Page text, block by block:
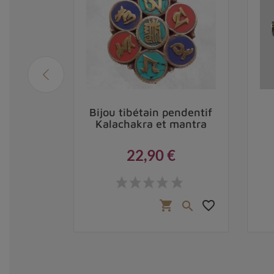
Bijou tibétain pendentif
Kalachakra et mantra
22,90 €
shopping_cart  favorite_border